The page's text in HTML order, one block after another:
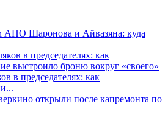
АНО Шаронова и Айвазяна: куда
в председателях: как